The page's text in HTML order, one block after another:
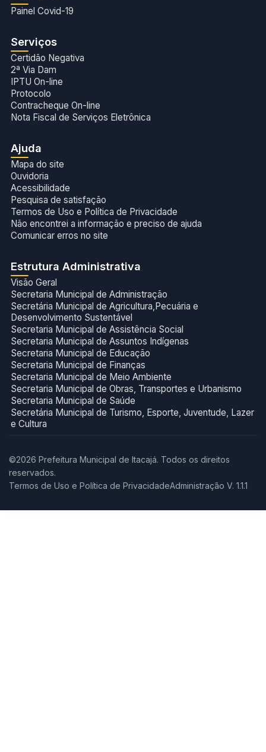
Painel Covid-19
Serviços
Certidão Negativa
2ª Via Dam
IPTU On-line
Protocolo
Contracheque On-line
Nota Fiscal de Serviços Eletrônica
Ajuda
Mapa do site
Ouvidoria
Acessibilidade
Pesquisa de satisfação
Termos de Uso e Política de Privacidade
Não encontrei a informação e preciso de ajuda
Comunicar erros no site
Estrutura Administrativa
Visão Geral
Secretaria Municipal de Administração
Secretária Municipal de Agricultura,Pecuária e
Desenvolvimento Sustentável
Secretaria Municipal de Assistência Social
Secretaria Municipal de Assuntos Indígenas
Secretaria Municipal de Educação
Secretaria Municipal de Finanças
Secretaria Municipal de Meio Ambiente
Secretaria Municipal de Obras, Transportes e Urbanismo
Secretaria Municipal de Saúde
Secretária Municipal de Turismo, Esporte, Juventude, Lazer
e Cultura
©2026 Prefeitura Municipal de Itacajá. Todos os direitos
reservados.
Termos de Uso e Política de PrivacidadeAdministração V. 1.1.1